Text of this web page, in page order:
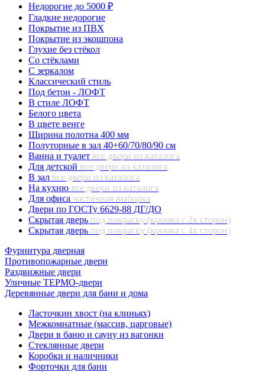
Недорогие до 5000 ₽
Гладкие недорогие
Покрытие из ПВХ
Покрытие из экошпона
Глухие без стёкол
Со стёклами
С зеркалом
Классический стиль
Под бетон - ЛОФТ
В стиле ЛОФТ
Белого цвета
В цвете венге
Ширина полотна 400 мм
Полуторные в зал 40+60/70/80/90 см
Ванна и туалет все двери из каталога
Для детской все двери из каталога
В зал все двери из каталога
На кухню все двери из каталога
Для офиса частичная выборка
Двери по ГОСТу 6629-88 ДГ/ДО
Скрытая дверь под покраску (кромка с 2х сторон)
Скрытая дверь под покраску (кромка с 4х сторон)
Фурнитура дверная
Противопожарные двери
Раздвижные двери
Уличные ТЕРМО-двери
Деревянные двери для бани и дома
Ласточкин хвост (на клиньях)
Межкомнатные (массив, царговые)
Двери в баню и сауну из вагонки
Стеклянные двери
Коробки и наличники
Форточки для бани